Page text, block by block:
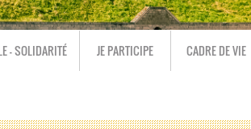
- SOLIDARITÉ JE PARTICIPE CADRE DE VIE